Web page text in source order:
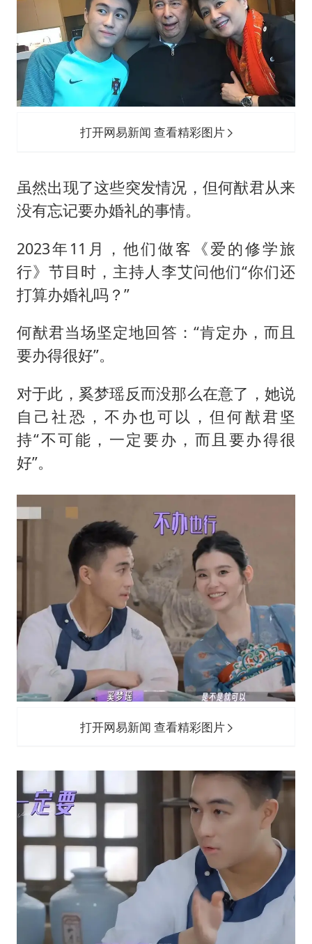
打开网易新闻 查看精彩图片
虽然出现了这些突发情况，但何猷君从来
没有忘记要办婚礼的事情。
2023年11月，他们做客《爱的修学旅
行》节目时，主持人李艾问他们“你们还
打算办婚礼吗？”
何猷君当场坚定地回答：“肯定办，而且
要办得很好”。
对于此，奚梦瑶反而没那么在意了，她说
自己社恐，不办也可以，但何猷君坚
持“不可能，一定要办，而且要办得很
好”。
打开网易新闻 查看精彩图片